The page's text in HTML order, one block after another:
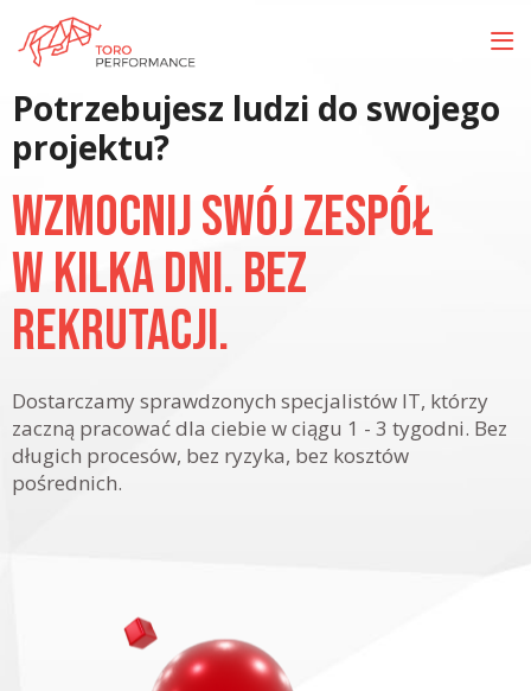
Potrzebujesz ludzi do swojego
projektu?
Wzmocnij swój zespół
w kilka dni. Bez
rekrutacji.
Dostarczamy sprawdzonych specjalistów IT, którzy
zaczną pracować dla ciebie w ciągu 1 - 3 tygodni. Bez
długich procesów, bez ryzyka, bez kosztów
pośrednich.